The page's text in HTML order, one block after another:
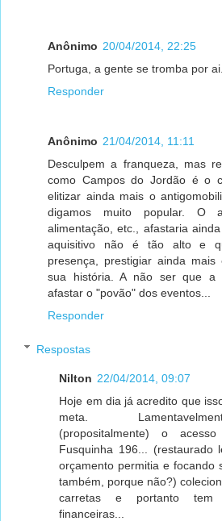
Anônimo 20/04/2014, 22:25
Portuga, a gente se tromba por
Responder
Anônimo 21/04/2014, 11:11
Desculpem a franqueza, mas
como Campos do Jordão é o
elitizar ainda mais o
digamos muito popular. O
alimentação, etc., afastaria
aquisitivo não é tão alto e
presença, prestigiar ainda
sua história. A não ser que a
afastar o "povão" dos eventos...
Responder
Respostas
Nilton 22/04/2014, 09:07
Hoje em dia já acredito que
meta.
(propositalmente) o
Fusquinha 196... (restaurado
orçamento permitia e focando
também, porque não?)
carretas e portanto tem
financeiras...